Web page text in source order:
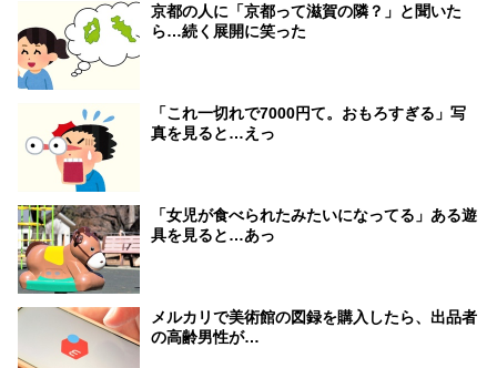
京都の人に「京都って滋賀の隣？」と聞いた
ら…続く展開に笑った
「これ一切れで7000円て。おもろすぎる」写
真を見ると…えっ
「女児が食べられたみたいになってる」ある遊
具を見ると…あっ
メルカリで美術館の図録を購入したら、出品者
の高齢男性が…